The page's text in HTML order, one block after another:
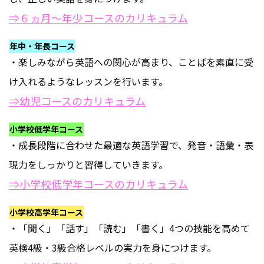
⇒６ヵ月～年少コースのカリキュラム
年中・年長コース
・楽しみながら英語への関心が高まり、ことばを素直に受
け入れるようなレッスンを行います。
⇒幼児コースのカリキュラム
小学校低学年コース
・成長段階に合わせた最適な英語学習で、発音・語彙・表
現力をしっかりと習得していきます。
⇒小学校低学年コースのカリキュラム
小学校高学年コース
・「聞く」「話す」「読む」「書く」4つの技能を高めて
英検4級・3級合格レベルの実力を身につけます。